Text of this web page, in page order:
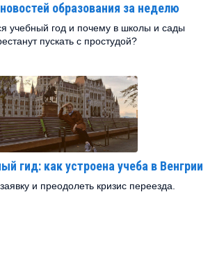
образования за неделю
учебный год и почему в школы и сады
пускать с простудой?
гид: как устроена учеба в Венгрии
и преодолеть кризис переезда.